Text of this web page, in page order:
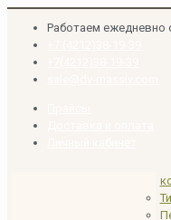
Работаем ежедневно